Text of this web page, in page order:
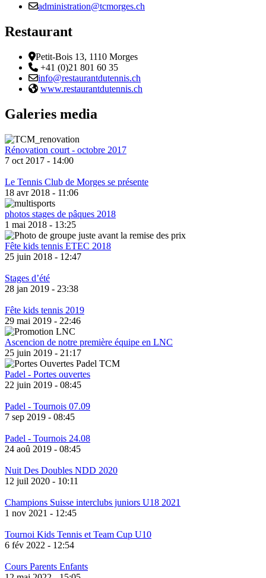
Email :
administration@tcmorges.ch
Restaurant
Adresse
Petit-Bois 13, 1110 Morges
Téléphone:
+41 (0)21 801 60 35
Email :
info@restaurantdutennis.ch
Site web:
www.restaurantdutennis.ch
Galeries media
Rénovation court - octobre 2017
7 oct 2017 - 14:00
Le Tennis Club de Morges se présente
18 avr 2018 - 11:06
photos stages de pâques 2018
1 mai 2018 - 13:25
Fête kids tennis ETEC 2018
25 juin 2018 - 12:47
Stages d’été
28 jan 2019 - 23:38
Fête kids tennis 2019
29 mai 2019 - 22:46
Ascencion de notre première équipe en LNC
25 juin 2019 - 21:17
Padel - Portes ouvertes
22 juin 2019 - 08:45
Padel - Tournois 07.09
7 sep 2019 - 08:45
Padel - Tournois 24.08
24 aoû 2019 - 08:45
Nuit Des Doubles NDD 2020
12 juil 2020 - 10:11
Champions Suisse interclubs juniors U18 2021
1 nov 2021 - 12:45
Tournoi Kids Tennis et Team Cup U10
6 fév 2022 - 12:54
Cours Parents Enfants